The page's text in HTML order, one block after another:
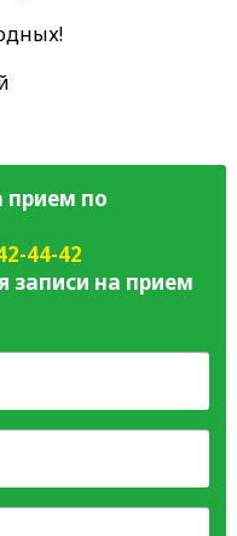
прием по
44-42
записи на прием